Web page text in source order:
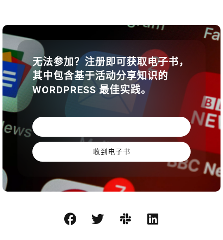
无法参加？注册即可获取电子书，
其中包含基于活动分享知识的
WORDPRESS 最佳实践。
收到电子书